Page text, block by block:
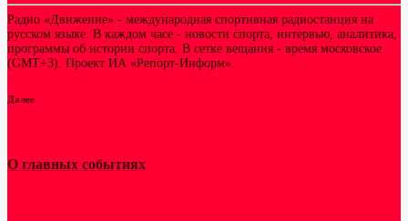
Радио «Движение» - международная спортивная радиостанция на
русском языке. В каждом часе - новости спорта, интервью, аналитика,
программы об истории спорта. В сетке вещания - время московское
(GMT+3). Проект ИА «Репорт-Информ».
Далее
О главных событиях